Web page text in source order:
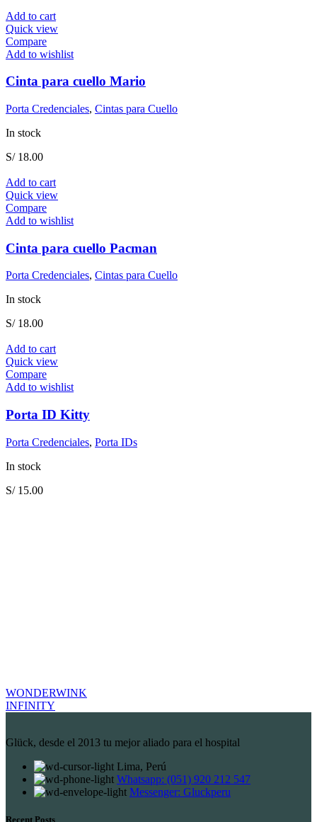
Add to cart
Quick view
Compare
Add to wishlist
Cinta para cuello Mario
Porta Credenciales, Cintas para Cuello
In stock
S/18.00
Add to cart
Quick view
Compare
Add to wishlist
Cinta para cuello Pacman
Porta Credenciales, Cintas para Cuello
In stock
S/18.00
Add to cart
Quick view
Compare
Add to wishlist
Porta ID Kitty
Porta Credenciales, Porta IDs
In stock
S/15.00
WONDERWINK
INFINITY
Glück, desde el 2013 tu mejor aliado para el hospital
Lima, Perú
Whatsapp: (051) 920 212 547
Messenger: Gluckperu
Recent Posts